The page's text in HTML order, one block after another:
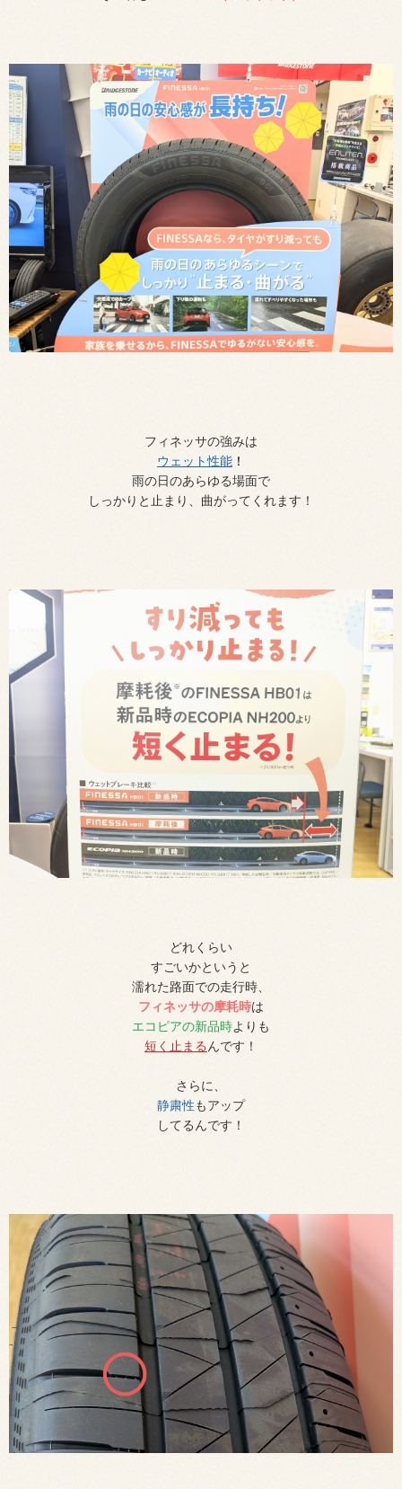
フィネッサの強みは
ウェット性能 ！
雨の日のあらゆる場面で
しっかりと止まり、曲がってくれます！
どれくらい
すごいかというと
濡れた路面での走行時、
フィネッサの摩耗時は
エコピアの新品時よりも
短く 止まる んです！
さらに、
静粛性もアップ
してるんです！